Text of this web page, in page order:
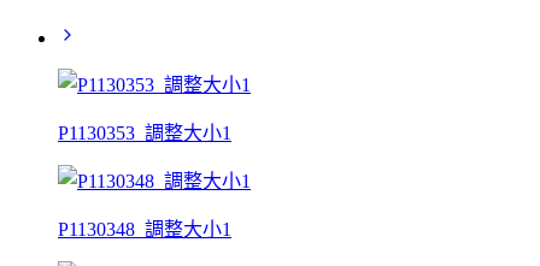
P1130353_調整大小1
P1130348_調整大小1